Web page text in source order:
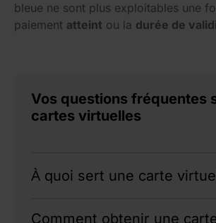
bleue ne sont plus exploitables une
paiement atteint ou la durée de
Vos questions fréquentes
cartes virtuelles
À quoi sert une carte
Comment obtenir une